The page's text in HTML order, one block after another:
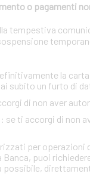
o pagamenti
tempestiva
la
subito un furto di
di non aver
se ti accorgi di
per
puoi